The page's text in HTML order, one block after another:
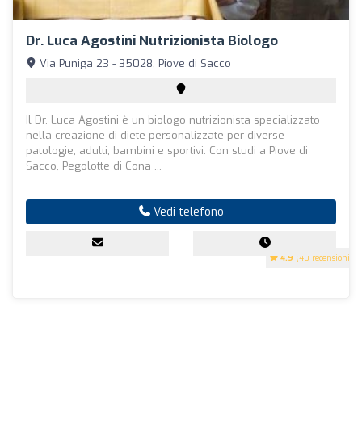
Dr. Luca Agostini Nutrizionista Biologo
4.9 (40 recensioni)
Via Puniga 23 - 35028, Piove di Sacco
Il Dr. Luca Agostini è un biologo nutrizionista specializzato
nella creazione di diete personalizzate per diverse
patologie, adulti, bambini e sportivi. Con studi a Piove di
Sacco, Pegolotte di Cona ...
Vedi telefono